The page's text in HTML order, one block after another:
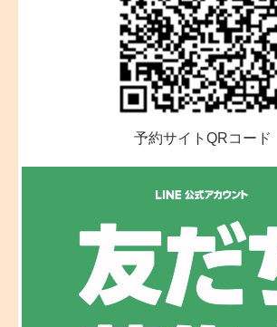
予約サイトQRコード